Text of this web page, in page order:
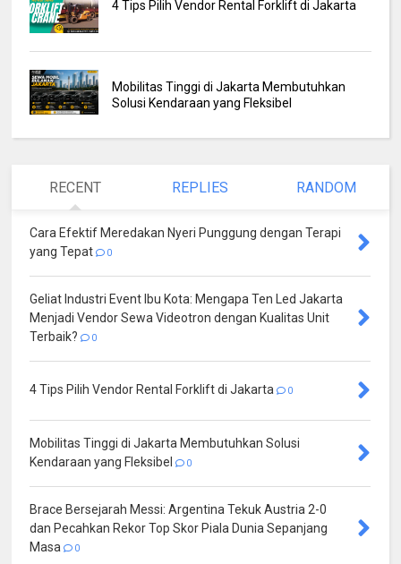
4 Tips Pilih Vendor Rental Forklift di Jakarta
Mobilitas Tinggi di Jakarta Membutuhkan
Solusi Kendaraan yang Fleksibel
RECENT REPLIES RANDOM
Cara Efektif Meredakan Nyeri Punggung dengan Terapi
yang Tepat
0
Geliat Industri Event Ibu Kota: Mengapa Ten Led Jakarta
Menjadi Vendor Sewa Videotron dengan Kualitas Unit
Terbaik?
0
4 Tips Pilih Vendor Rental Forklift di Jakarta 0
Mobilitas Tinggi di Jakarta Membutuhkan Solusi
Kendaraan yang Fleksibel
0
Brace Bersejarah Messi: Argentina Tekuk Austria 2-0
dan Pecahkan Rekor Top Skor Piala Dunia Sepanjang
Masa
0